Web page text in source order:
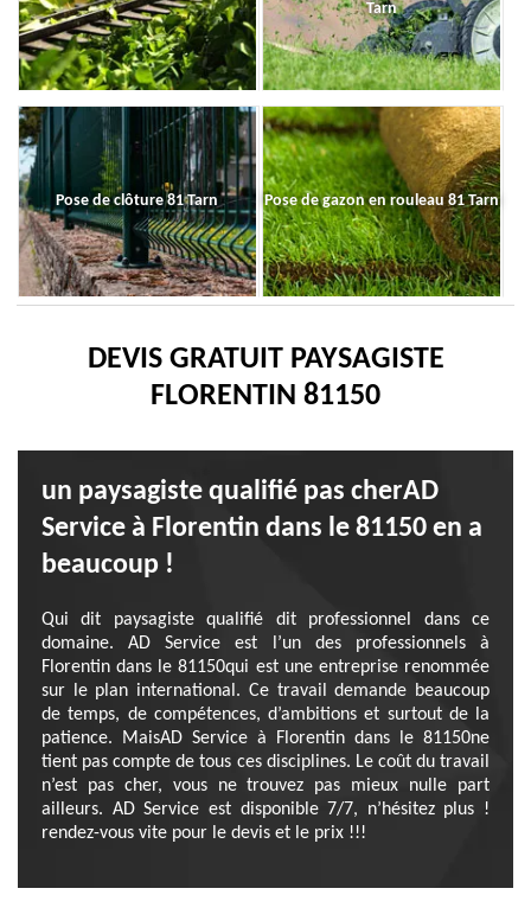
Tarn
Pose de clôture 81 Tarn Pose de gazon en rouleau 81 Tarn
DEVIS GRATUIT PAYSAGISTE
FLORENTIN 81150
un paysagiste qualifié pas cherAD
Service à Florentin dans le 81150 en a
beaucoup !
Qui dit paysagiste qualifié dit professionnel dans ce
domaine. AD Service est l’un des professionnels à
Florentin dans le 81150qui est une entreprise renommée
sur le plan international. Ce travail demande beaucoup
de temps, de compétences, d’ambitions et surtout de la
patience. MaisAD Service à Florentin dans le 81150ne
tient pas compte de tous ces disciplines. Le coût du travail
n’est pas cher, vous ne trouvez pas mieux nulle part
ailleurs. AD Service est disponible 7/7, n’hésitez plus !
rendez-vous vite pour le devis et le prix !!!